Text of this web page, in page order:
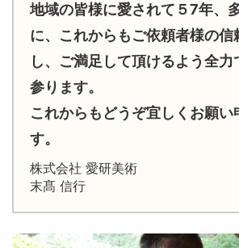
地域の皆様に愛されて５7年、
に、これからもご依頼者様の信
し、ご満足して頂けるよう全
参ります。
これからもどうぞ宜しくお願い
す。
株式会社 愛研美術
末髙 信行